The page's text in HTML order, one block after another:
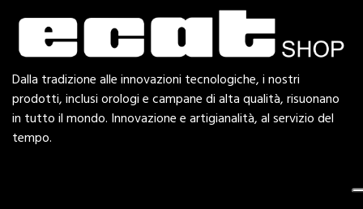
Dalla tradizione alle innovazioni tecnologiche, i nostri
prodotti, inclusi orologi e campane di alta qualità, risuonano
in tutto il mondo. Innovazione e artigianalità, al servizio del
tempo.